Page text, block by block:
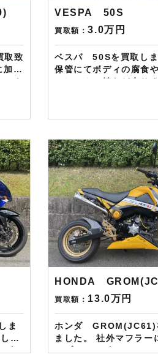
り
無事成約しましたら
券を贈呈致します！！！ ※但し50
お待ちしております！！
取致
ら
さ
て
分
を
に
用
り
VESPA 50S
買取額：3.0万円
ベスパ 50Sを買取しまし
保管にてボディの腐食
ジオディーラがござい
両もお任せ下さい。 ——————–
現在LINE・HP・FB
からご依頼のお客様に
トカード１万分を進呈
す！ さらに特典として↓↓↓ 現在バイ
ク査定ドットコムでは
として次回Amazonギ
万円分が必ずもらえる
ードを贈呈中です。2
続的に使えますし何と
も適用となります。無
たらAmazonギフト券
除く。皆様のご用命お
ます！！！
ま
HONDA
買取額： 13.0万円
ホンダ GROM(JC61)
ました。 社外マフラーにバックステ